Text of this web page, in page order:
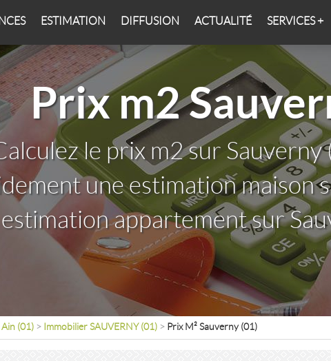
ESTIMATION DIFFUSION ACTUALITÉ SERVICES +
Prix m2
le prix m2 sur
une estimation maison
appartement sur
(01) > Immobilier SAUVERNY (01) > Prix M² Sauverny (01)